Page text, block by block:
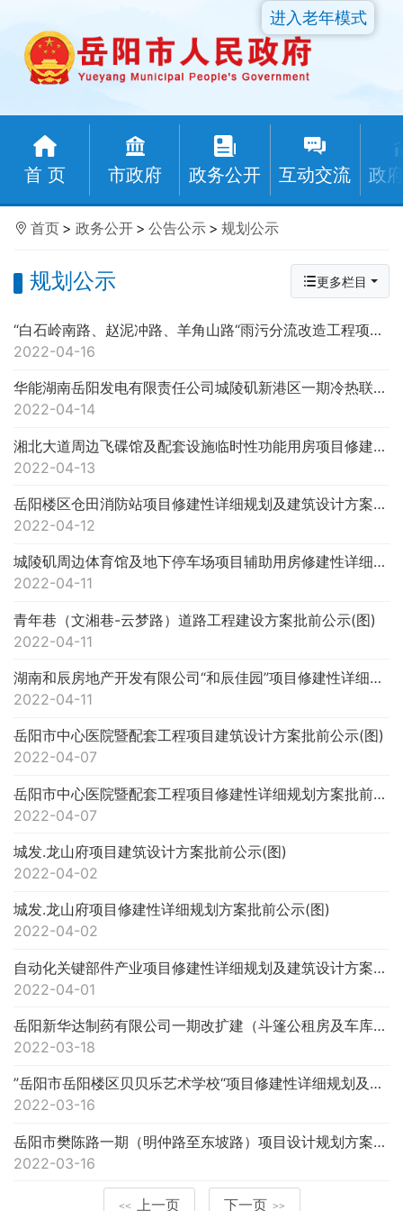
首 页 市政府 政务公开 互动交流 政
进入老年模式
首页 > 政务公开 > 公告公示 > 规划公示
规划公示 更多栏目
“白石岭南路、赵泥冲路、羊角山路“雨污分流改造工程项目建设方案批前公示(图)
2022-04-16
华能湖南岳阳发电有限责任公司城陵矶新港区一期冷热联供项目规划及设计方案批前公示(图)
2022-04-14
湘北大道周边飞碟馆及配套设施临时性功能用房项目修建性详细规划及建筑设计方案批前公示(图)
2022-04-13
岳阳楼区仓田消防站项目修建性详细规划及建筑设计方案批前公示(图)
2022-04-12
城陵矶周边体育馆及地下停车场项目辅助用房修建性详细规划及建筑设计方案批前公示(图)
2022-04-11
青年巷（文湘巷-云梦路）道路工程建设方案批前公示(图)
2022-04-11
湖南和辰房地产开发有限公司“和辰佳园”项目修建性详细规划及建筑设计方案批前公示(图)
2022-04-11
岳阳市中心医院暨配套工程项目建筑设计方案批前公示(图)
2022-04-07
岳阳市中心医院暨配套工程项目修建性详细规划方案批前公示(图)
2022-04-07
城发.龙山府项目建筑设计方案批前公示(图)
2022-04-02
城发.龙山府项目修建性详细规划方案批前公示(图)
2022-04-02
自动化关键部件产业项目修建性详细规划及建筑设计方案批前公示(图)
2022-04-01
岳阳新华达制药有限公司一期改扩建（斗篷公租房及车库）项目修建性详细规划及建筑设计方案批前公示(图)
2022-03-18
”岳阳市岳阳楼区贝贝乐艺术学校“项目修建性详细规划及建筑设计方案批前公示(图)
2022-03-16
岳阳市樊陈路一期（明仲路至东坡路）项目设计规划方案批前公示(图)
2022-03-16
<< 上一页 下一页 >>